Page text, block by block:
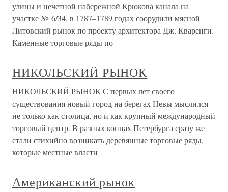
улицы и нечетной набережной Крюкова канала на
участке № 6/34, в 1787–1789 годах соорудили мясной
Литовский рынок по проекту архитектора Дж. Кваренги.
Каменные торговые ряды по
НИКОЛЬСКИЙ РЫНОК
НИКОЛЬСКИЙ РЫНОК С первых лет своего
существования новый город на берегах Невы мыслился
не только как столица, но и как крупный международный
торговый центр. В разных концах Петербурга сразу же
стали стихийно возникать деревянные торговые ряды,
которые местные власти
Американский рынок